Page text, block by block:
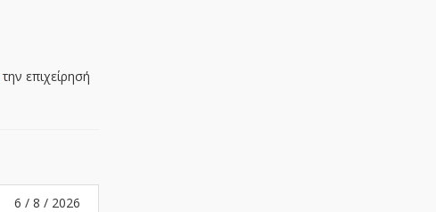
την επιχείρησή
6 / 8 / 2026